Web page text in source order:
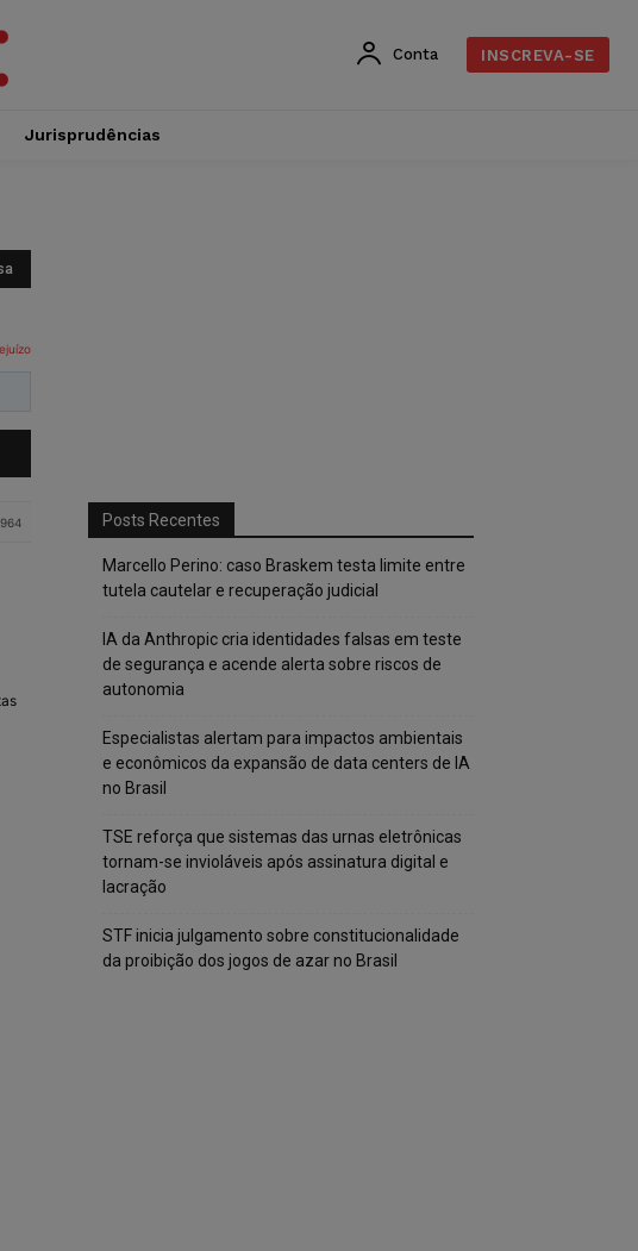
Conta INSCREVA-SE
Jurisprudências
Posts Recentes
Marcello Perino: caso Braskem testa limite entre
tutela cautelar e recuperação judicial
IA da Anthropic cria identidades falsas em teste
de segurança e acende alerta sobre riscos de
autonomia
Especialistas alertam para impactos ambientais
e econômicos da expansão de data centers de IA
no Brasil
TSE reforça que sistemas das urnas eletrônicas
tornam-se invioláveis após assinatura digital e
lacração
STF inicia julgamento sobre constitucionalidade
da proibição dos jogos de azar no Brasil